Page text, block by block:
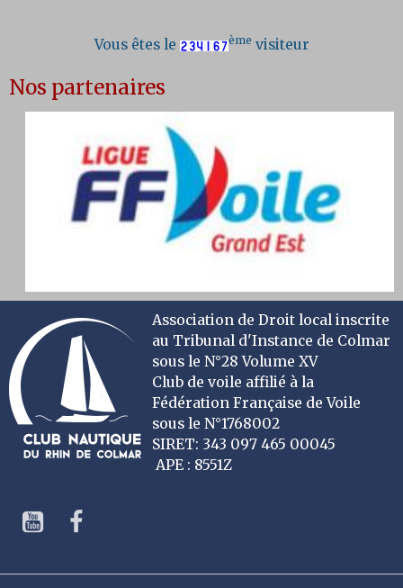
Vous êtes le ème visiteur
Nos partenaires
Association de Droit local inscrite
au Tribunal d'Instance de Colmar
sous le N°28 Volume XV
Club de voile affilié à la
Fédération Française de Voile
sous le N°1768002
SIRET: 343 097 465 00045
APE : 8551Z